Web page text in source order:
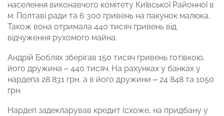
населення виконавчого комітету Київської Районної в
м. Полтаві ради та 6 300 гривень на пакунок малюка.
Також вона отримала 440 тисяч гривень від
відчуження рухомого майна.
Андрій Боблях зберігав 150 тисяч гривень готівкою,
його дружина – 440 тисяч. На рахунках у банках у
нардепа 28 831 грн, а в його дружини – 24 848 та 1050
грн.
Нардеп задекларував кредит (схоже, на придбану у